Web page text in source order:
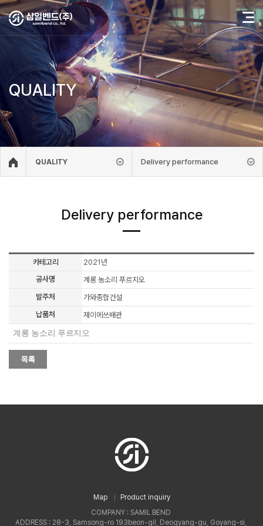
QUALITY
QUALITY Delivery performance
Delivery performance
카테고리
2021년
공사명
계롱 농소리 푸르지오
발주처
가와종합건설
납품처
제이에쓰배관
계롱 농소리 푸르지오
Map
Product inquiry
COMPANY : SAMIL BEND
ADDRESS : 28-3, Samsong-ro 193beon-gil, Deogyang-gu, Goyang-si,